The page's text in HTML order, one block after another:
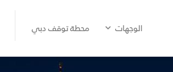
الوجهات محطة توقف دبي